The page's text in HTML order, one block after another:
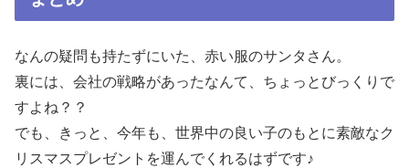
なんの疑問も持たずにいた、赤い服のサンタさん。
裏には、会社の戦略があったなんて、ちょっとびっくりで
すよね？？
でも、きっと、今年も、世界中の良い子のもとに素敵なク
リスマスプレゼントを運んでくれるはずです♪